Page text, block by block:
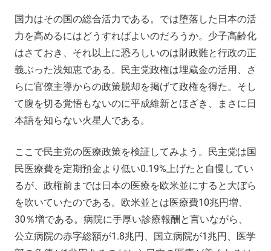
国力はその国の総合活力である。では堕落した日本の活
力を高めるにはどうすればよいのだろうか。少子高齢化
はさておき、それ以上に恐ろしいのは財政難と行政の正
義ぶった浅知恵である。民主党政権は埋蔵金の活用、さ
らに官僚主導からの政策脱却を掲げて政権を得た。そし
て腹を切る覚悟もないのに平成維新とほざき、まさに日
本語を知らない火星人である。
ここで民主党の医療政策を検証してみよう。民主党は国
民医療費を定期預金より低い0.19%上げたと自慢してい
るが、政権前までは日本の医療を欧米並にすると大ぼら
を吹いていたのである。欧米並とは医療費10兆円増、
30％増である。病院に手厚い診療報酬と言いながら、
公立病院の赤字総額が1.8兆円、国立病院が1兆円、医学